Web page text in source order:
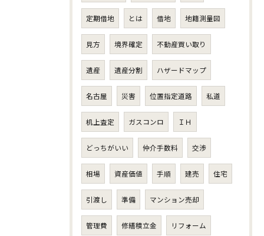
定期借地 とは 借地 地籍測量図
見方 境界確定 不動産買い取り
遺産 遺産分割 ハザードマップ
名古屋 災害 位置指定道路 私道
机上査定 ガスコンロ ＩＨ
どっちがいい 仲介手数料 交渉
相場 資産価値 手順 建売 住宅
引渡し 準備 マンション売却
管理費 修繕積立金 リフォーム